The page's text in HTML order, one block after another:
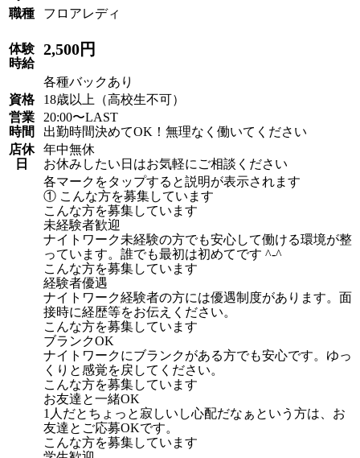
職種
フロアレディ
体験
時給
2,500円
各種バックあり
資格
18歳以上（高校生不可）
営業
時間
20:00〜LAST
出勤時間決めてOK！無理なく働いてください
店休
日
年中無休
お休みしたい日はお気軽にご相談ください
各マークをタップすると説明が表示されます
① こんな方を募集しています
こんな方を募集しています
未経験者歓迎
ナイトワーク未経験の方でも安心して働ける環境が整
っています。誰でも最初は初めてです ^-^
こんな方を募集しています
経験者優遇
ナイトワーク経験者の方には優遇制度があります。面
接時に経歴等をお伝えください。
こんな方を募集しています
ブランクOK
ナイトワークにブランクがある方でも安心です。ゆっ
くりと感覚を戻してください。
こんな方を募集しています
お友達と一緒OK
1人だとちょっと寂しいし心配だなぁという方は、お
友達とご応募OKです。
こんな方を募集しています